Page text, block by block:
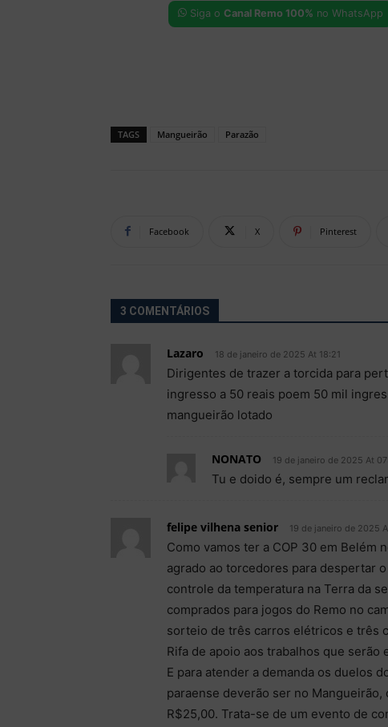
Siga o Canal Remo 100% no WhatsApp
TAGS Mangueirão Parazão
Facebook X Pinterest
3 COMENTÁRIOS
Lazaro 18 de janeiro de 2025 At 18:21
Dirigentes de trazer a torcida para
ingresso a 50 reais poem 50 mil
mangueirão lotado
NONATO 19 de janeiro de 2025 At
Tu e doido é, sempre um
felipe vilhena senior 19 de janeiro de 2025
Como vamos ter a COP 30 em Belém
agrado ao torcedores para despertar
controle da temperatura na Terra da
comprados para jogos do Remo no
sorteio de três carros elétricos e três
Rifa de apoio aos trabalhos que serão
E para atender a demanda os duelos
paraense deverão ser no
R$25,00. Trata-se de um evento de